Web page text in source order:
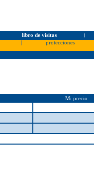
libro de visitas l
protecciones
Mi precio